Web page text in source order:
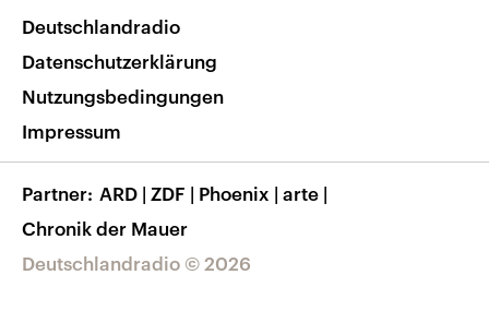
Nachrichten App
Frequenzen
Veranstaltungen
Musikliste
RSS
Barrierefreiheit
Deutschlandradio © 2026
Deutschlandradio
Datenschutzerklärung
Nutzungsbedingungen
Impressum
Partner ARD | ZDF | Phoenix | arte |
Chronik der Mauer